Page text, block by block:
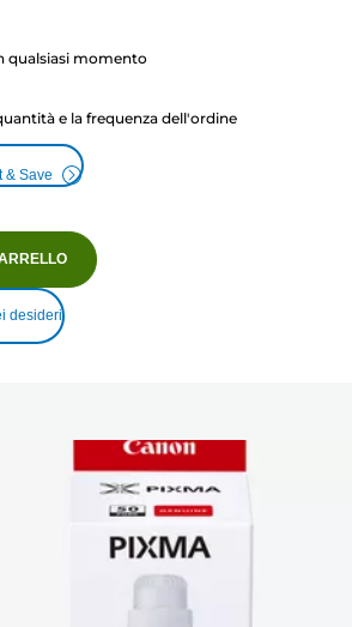
qualsiasi momento
e la frequenza dell'ordine
& Save
desideri